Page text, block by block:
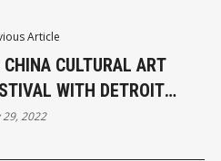
Article
CHINA CULTURAL ART
WITH DETROIT
第六届中美文化艺术
2022